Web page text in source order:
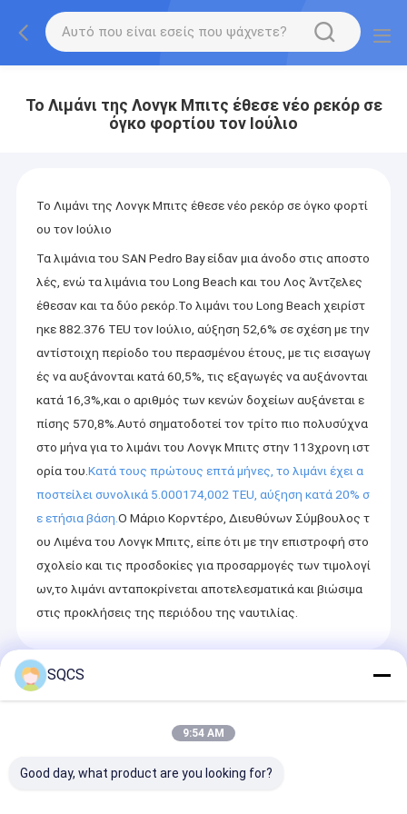
Το Λιμάνι της Λονγκ Μπιτς έθεσε νέο ρεκόρ σε
όγκο φορτίου τον Ιούλιο
Το Λιμάνι της Λονγκ Μπιτς έθεσε νέο ρεκόρ σε όγκο φορτί
ου τον Ιούλιο
Τα λιμάνια του SAN Pedro Bay είδαν μια άνοδο στις αποστο
λές, ενώ τα λιμάνια του Long Beach και του Λος Άντζελες
έθεσαν και τα δύο ρεκόρ. Το λιμάνι του Long Beach χειρίστ
ηκε 882.376 TEU τον Ιούλιο, αύξηση 52,6% σε σχέση με την
αντίστοιχη περίοδο του περασμένου έτους, με τις εισαγωγ
ές να αυξάνονται κατά 60,5%, τις εξαγωγές να αυξάνονται
κατά 16,3%,και ο αριθμός των κενών δοχείων αυξάνεται ε
πίσης 570,8%. Αυτό σηματοδοτεί τον τρίτο πιο πολυσύχνα
στο μήνα για το λιμάνι του Λονγκ Μπιτς στην 113χρονη ιστ
ορία του. Κατά τους πρώτους επτά μήνες, το λιμάνι έχει α
ποστείλει συνολικά 5.000174,002 TEU, αύξηση κατά 20% σ
ε ετήσια βάση. Ο Μάριο Κορντέρο, Διευθύνων Σύμβουλος τ
ου Λιμένα του Λονγκ Μπιτς, είπε ότι με την επιστροφή στο
σχολείο και τις προσδοκίες για προσαρμογές των τιμολογί
ων,το λιμάνι ανταποκρίνεται αποτελεσματικά και βιώσιμα
στις προκλήσεις της περιόδου της ναυτιλίας.
Recommended Products
SQCS
9:54 AM
Good day, what product are you looking for?